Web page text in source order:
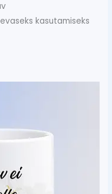
kasutamiseks